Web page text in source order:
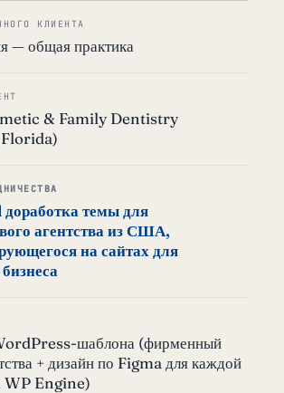
КЛИЕНТА
— общая практика
& Family Dentistry
темы для
агентства из США,
на сайтах для
шаблона (фирменный
+ дизайн по Figma для каждой
WP Engine)